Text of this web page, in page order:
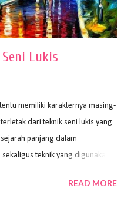
Lukis
memiliki karakternya masing-
dari teknik seni lukis yang
panjang dalam
teknik yang digunakan.
tentunya akan
READ MORE